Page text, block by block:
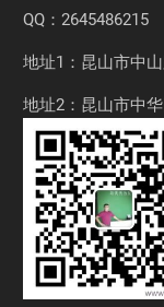
QQ：2645486215
地址1：昆山市中
地址2：昆山市中